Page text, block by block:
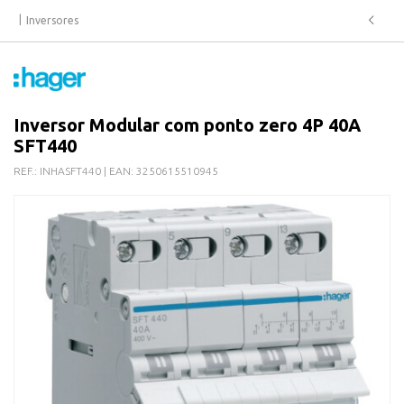
Inversores
Inversor Modular com ponto zero 4P 40A
SFT440
REF.: INHASFT440 | EAN: 3250615510945